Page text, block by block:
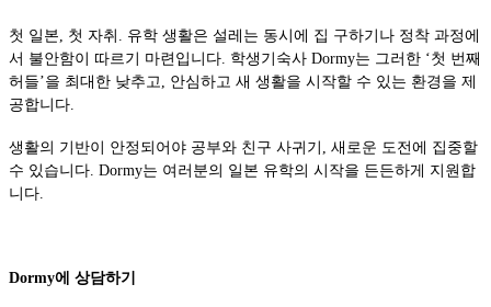
첫 일본, 첫 자취. 유학 생활은 설레는 동시에 집 구하기나 정착 과정에
서 불안함이 따르기 마련입니다. 학생기숙사 Dormy는 그러한 ‘첫 번째
허들’을 최대한 낮추고, 안심하고 새 생활을 시작할 수 있는 환경을 제
공합니다.
생활의 기반이 안정되어야 공부와 친구 사귀기, 새로운 도전에 집중할
수 있습니다. Dormy는 여러분의 일본 유학의 시작을 든든하게 지원합
니다.
Dormy에 상담하기